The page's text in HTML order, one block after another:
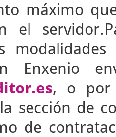
máximo
el
Enxenio
, o por
sección de
de